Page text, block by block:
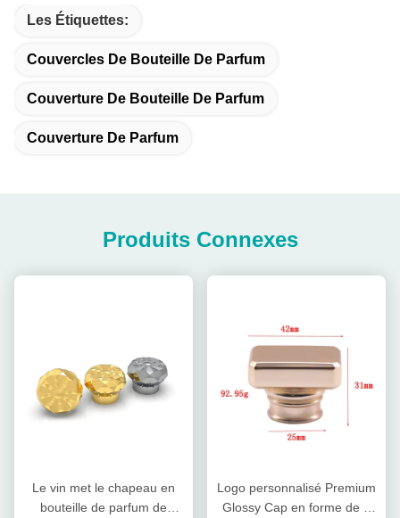
Les Étiquettes:
Couvercles De Bouteille De Parfum
Couverture De Bouteille De Parfum
Couverture De Parfum
Produits Connexes
Le vin met le chapeau en
bouteille de parfum de
Logo personnalisé Premium
Glossy Cap en forme de T